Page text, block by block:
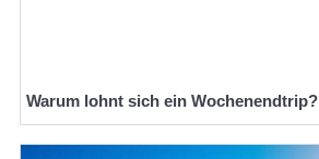
Warum lohnt sich ein Wochenendtrip?